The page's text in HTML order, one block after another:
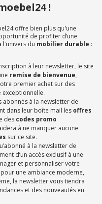
!
offre bien plus qu'une
de profiter d’une
l'univers du mobilier durable :
à leur newsletter, le site
remise de bienvenue,
premier achat sur des
exceptionnelle.
abonnés à la newsletter de
dans leur boîte mail les offres
des codes promo
à ne manquer aucune
sur ce site.
à la newsletter de
d’un accès exclusif à une
et personnaliser votre
une ambiance moderne,
la newsletter vous tiendra
et des nouveautés en